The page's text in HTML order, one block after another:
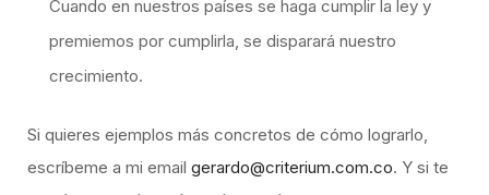
Cuando en nuestros países se haga cumplir la ley y
premiemos por cumplirla, se disparará nuestro
crecimiento.
Si quieres ejemplos más concretos de cómo lograrlo,
escríbeme a mi email gerardo@criterium.com.co. Y si te